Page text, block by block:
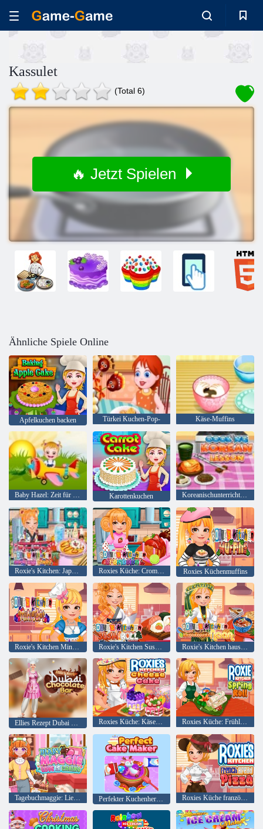
Kassulet
(Total 6)
🔥 Jetzt Spielen
Ähnliche Spiele Online
Apfelkuchen backen Türkei Kuchen-Pop- Käse-Muffins
Baby Hazel: Zeit für das Abendessen Karottenkuchen Koreanischunterricht kochen
Roxie's Kitchen: Japanisches Curry Roxies Küche: Cromboloni Roxies Küchenmuffins
Roxie's Kitchen Mini-Tarte Roxie's Kitchen Sushi-Rolle Roxie's Kitchen hausgemachtes Naan
Roxies Küche: Käsekuchen Roxies Küche: Frühlingsrolle
Tagebuchmaggie: Liebe kümmert sich um Perfekter Kuchenhersteller Roxies Küche französische Brotpizza